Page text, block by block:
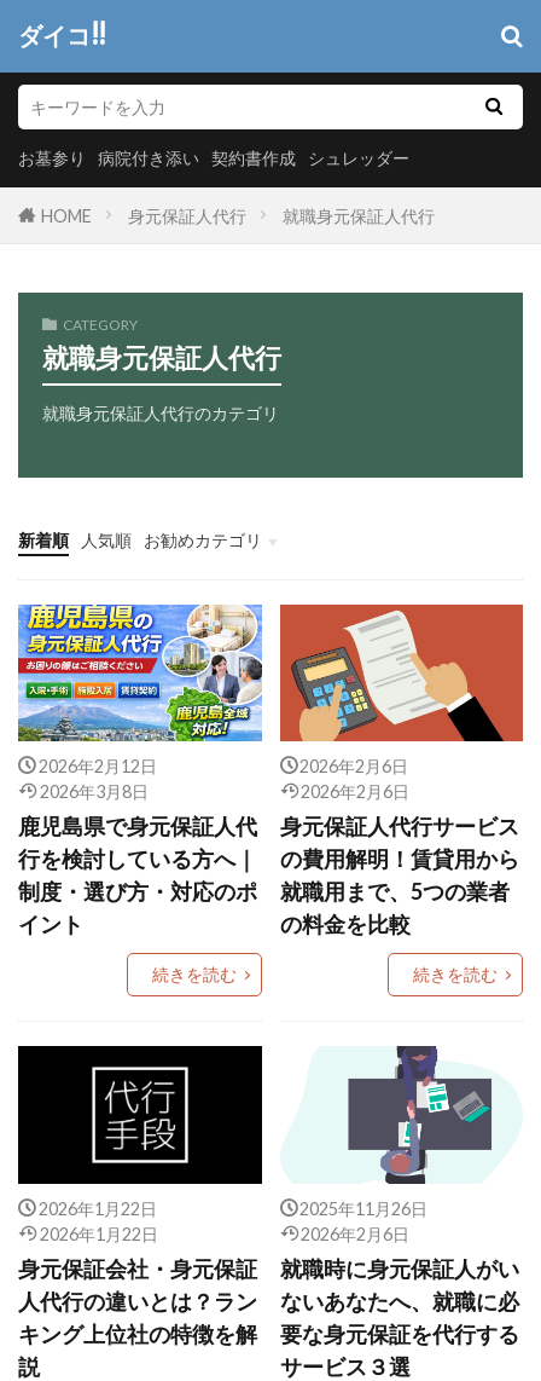
ダイコ!!
お墓参り 病院付き添い 契約書作成 シュレッダー
HOME 身元保証人代行 就職身元保証人代行
CATEGORY
就職身元保証人代行
就職身元保証人代行のカテゴリ
新着順 人気順 お勧めカテゴリ
ヘッダーメニュー
システム開発
情報システム
マーケティング
2026年2月12日
2026年3月8日
鹿児島県で身元保証人代
行を検討している方へ｜
制度・選び方・対応のポ
イント
続きを読む
2026年2月6日
2026年2月6日
身元保証人代行サービス
の費用解明！賃貸用から
就職用まで、5つの業者
の料金を比較
続きを読む
2026年1月22日
2026年1月22日
身元保証会社・身元保証
人代行の違いとは？ラン
キング上位社の特徴を解
説
2025年11月26日
2026年2月6日
就職時に身元保証人がい
ないあなたへ、就職に必
要な身元保証を代行する
サービス３選